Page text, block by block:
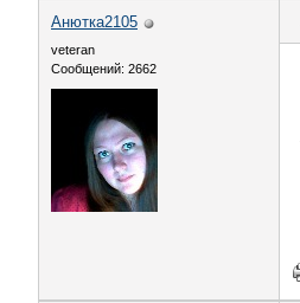
Анютка2105
veteran
Сообщений: 2662